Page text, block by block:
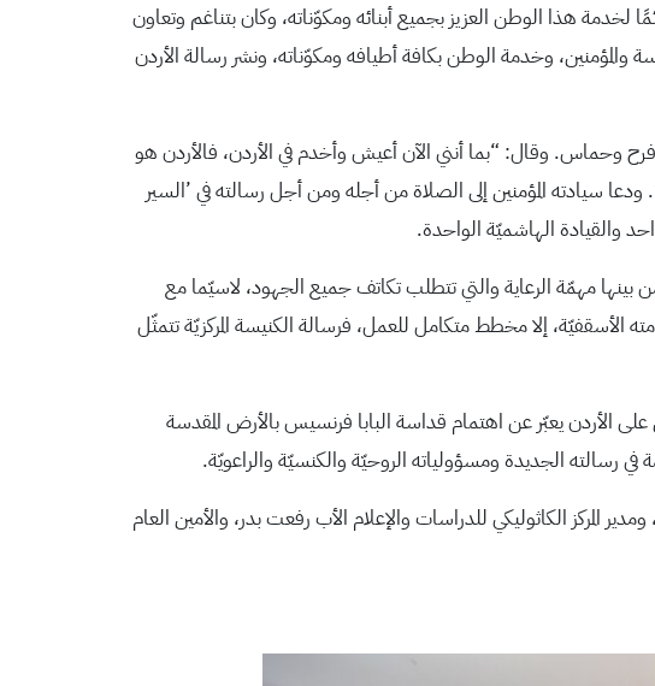
هذا الوطن العزيز بجميع أبنائه ومكوّناته، وكان بتناغم وتعاون
وخدمة الوطن بكافة أطيافه ومكوّناته، ونشر رسالة الأردن
فرح وحماس. وقال: “بما أنني الآن أعيش وأخدم في الأردن، فالأردن هو
سيادته المؤمنين إلى الصلاة من أجله ومن أجل رسالته في ’السير
والقيادة الهاشميّة الواحدة.
بينها مهمّة الرعاية والتي تتطلب تكاتف جميع الجهود، لاسيّما مع
إلا مخطط متكامل للعمل، فرسالة الكنيسة المركزيّة تتمثّل
الأردن يعبّر عن اهتمام قداسة البابا فرنسيس بالأرض المقدسة
في رسالته الجديدة ومسؤولياته الروحيّة والكنسيّة والراعويّة.
المركز الكاثوليكي للدراسات والإعلام الأب رفعت بدر، والأمين العام